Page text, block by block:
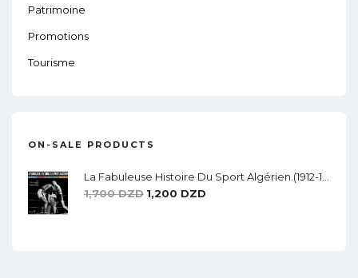
Patrimoine
Promotions
Tourisme
ON-SALE PRODUCTS
La Fabuleuse Histoire Du Sport Algérien.(1912-1962)
1,700DZD Le
1,200 DZD